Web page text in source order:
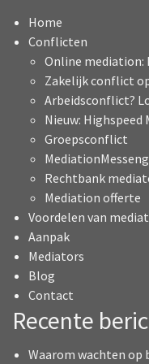
Home
Conflicten
Online mediation:
Zakelijk conflict
Arbeidsconflict?
Nieuw: Highspeed
Groepsconflict
Rechtbank
Mediation offerte
Voordelen van
Aanpak
Mediators
Blog
Contact
Recente
Waarom wachten